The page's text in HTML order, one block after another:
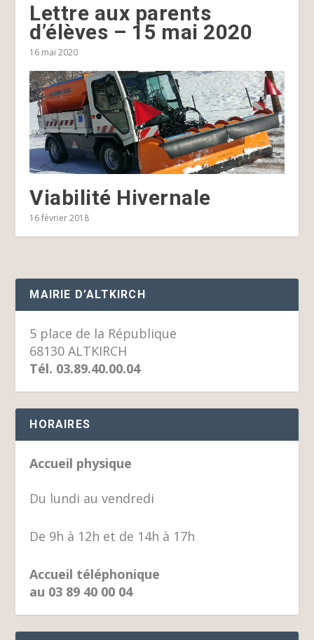
Lettre aux parents
d’élèves – 15 mai 2020
16 mai 2020
Viabilité Hivernale
16 février 2018
MAIRIE D’ALTKIRCH
5 place de la République
68130 ALTKIRCH
Tél. 03.89.40.00.04
HORAIRES
Accueil physique
Du lundi au vendredi
De 9h à 12h et de 14h à 17h
Accueil téléphonique
au 03 89 40 00 04